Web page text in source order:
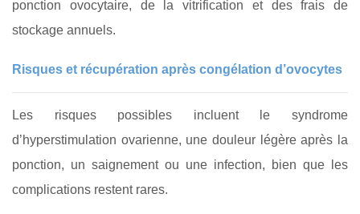
ponction ovocytaire, de la vitrification et des frais de
stockage annuels.
Risques et récupération après congélation d’ovocytes
Les risques possibles incluent le syndrome
d’hyperstimulation ovarienne, une douleur légère après la
ponction, un saignement ou une infection, bien que les
complications restent rares.